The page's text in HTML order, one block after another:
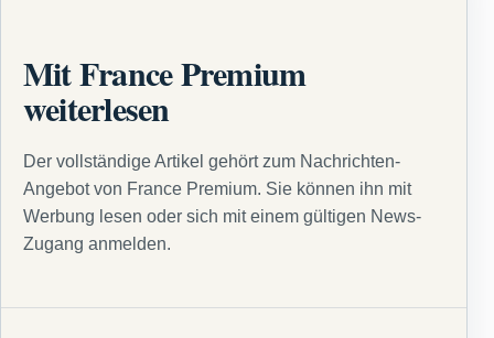
Mit France Premium
weiterlesen
Der vollständige Artikel gehört zum Nachrichten-
Angebot von France Premium. Sie können ihn mit
Werbung lesen oder sich mit einem gültigen News-
Zugang anmelden.